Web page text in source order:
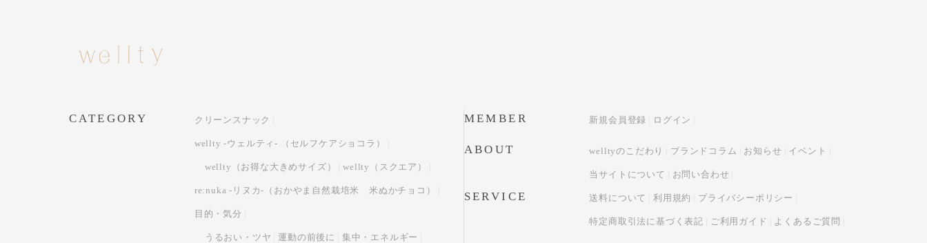
CATEGORY クリーンスナック
wellty -ウェルティ- （セルフケアショコラ）
wellty（お得な大きめサイズ） wellty（スクエア）
re:nuka -リヌカ-（おかやま自然栽培米 米ぬかチョコ）
目的・気分
うるおい・ツヤ 運動の前後に 集中・エネルギー
MEMBER 新規会員登録 ログイン
ABOUT welltyのこだわり ブランドコラム お知らせ イベント
当サイトについて お問い合わせ
SERVICE 送料について 利用規約 プライバシーポリシー
特定商取引法に基づく表記 ご利用ガイド よくあるご質問